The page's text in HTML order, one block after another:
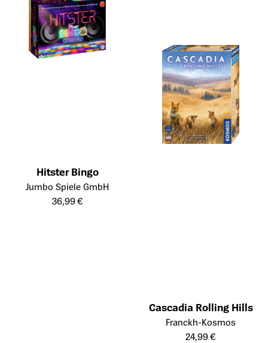
Hitster Bingo
Öffnet die Detailseite des Produkts
Jumbo Spiele GmbH
36,99 €
Cascadia Rolling Hills
Öffnet die Detailseite des
Franckh-Kosmos
24,99 €